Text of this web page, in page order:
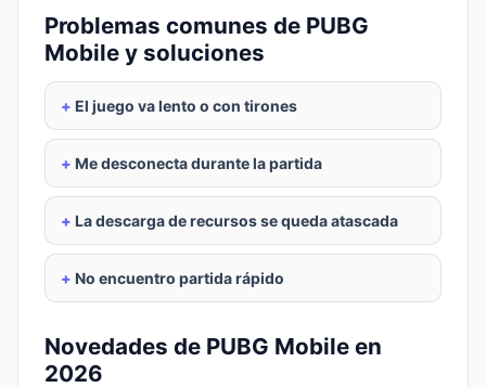
Problemas comunes de PUBG
Mobile y soluciones
El juego va lento o con tirones
Me desconecta durante la partida
La descarga de recursos se queda atascada
No encuentro partida rápido
Novedades de PUBG Mobile en
2026